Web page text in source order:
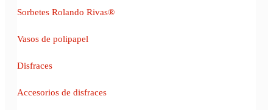
Sorbetes Rolando Rivas®
Vasos de polipapel
Disfraces
Accesorios de disfraces